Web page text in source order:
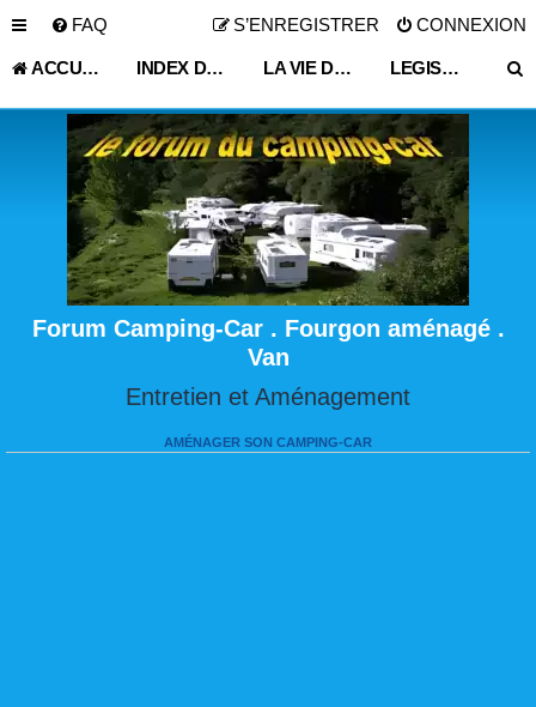
FAQ CONNEXION
S’ENREGISTRER
ACCUEIL INDEX DU FORUM LA VIE DU VOYAGEUR EN CAMPING-CAR ET FOURGON AMÉNAGÉ LEGISLATION
Forum Camping-Car . Fourgon aménagé .
Van
Entretien et Aménagement
AMÉNAGER SON CAMPING-CAR